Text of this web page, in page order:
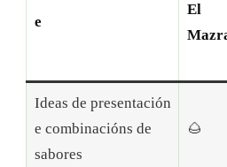
e
El
Ideas de presentación
e combinacións de
sabores
🌰